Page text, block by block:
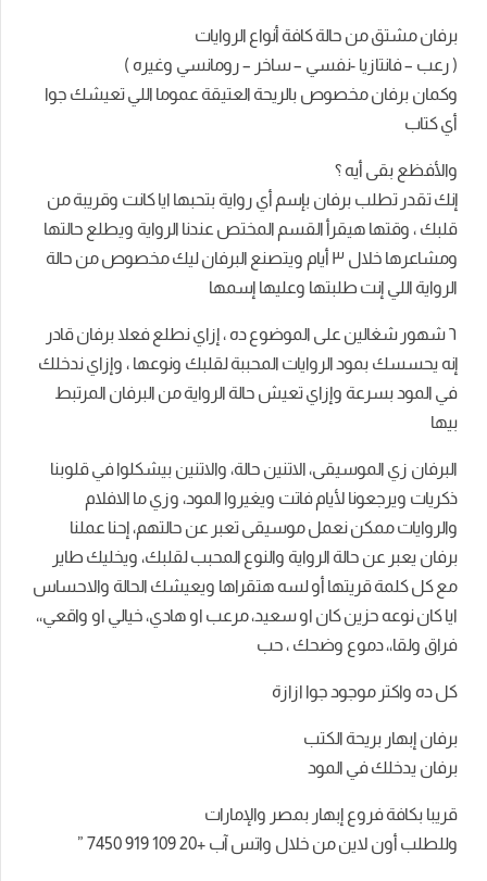
برفان مشتق من حالة كافة أنواع الروايات
( رعب – فانتازيا -نفسي – ساخر – رومانسي وغيره )
وكمان برفان مخصوص بالريحة العتيقة عموما اللي تعيشك جوا
أي كتاب
والأفظع بقى أيه ؟
إنك تقدر تطلب برفان بإسم أي رواية بتحبها ايا كانت وقريبة من
قلبك ، وقتها هيقرأ القسم المختص عندنا الرواية ويطلع حالتها
ومشاعرها خلال ٣ أيام ويتصنع البرفان ليك مخصوص من حالة
الرواية اللي إنت طلبتها وعليها إسمها
٦ شهور شغالين على الموضوع ده ، إزاي نطلع فعلا برفان قادر
إنه يحسسك بمود الروايات المحببة لقلبك ونوعها ، وإزاي ندخلك
في المود بسرعة وإزاي تعيش حالة الرواية من البرفان المرتبط
بيها
البرفان زي الموسيقى، الاتنين حالة، والاتنين بيشكلوا في قلوبنا
ذكريات ويرجعونا لأيام فاتت ويغيروا المود، وزي ما الافلام
والروايات ممكن نعمل موسيقى تعبر عن حالتهم، إحنا عملنا
برفان يعبر عن حالة الرواية والنوع المحبب لقلبك، ويخليك طاير
مع كل كلمة قريتها أو لسه هتقراها ويعيشك الحالة والاحساس
ايا كان نوعه حزين كان او سعيد، مرعب او هادي، خيالي او واقعي،،
فراق ولقا،، دموع وضحك ، حب
كل ده واكتر موجود جوا ازازة
برفان إبهار بريحة الكتب
برفان يدخلك في المود
قريبا بكافة فروع إبهار بمصر والإمارات
وللطلب أون لاين من خلال واتس آب +20 109 919 7450 ”